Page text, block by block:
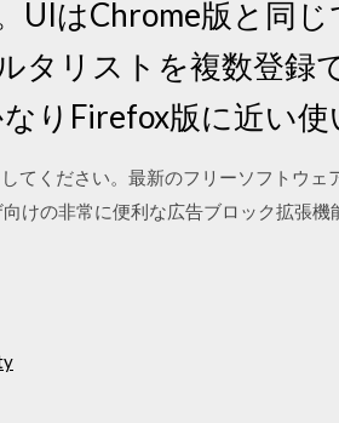
UIはChrome版と同
タリストを複数登録
りFirefox版に近い使
てください。最新のフリーソフトウェ
けの非常に便利な広告ブロック拡張